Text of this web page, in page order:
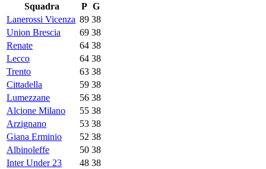
Squadra
P G
Lanerossi Vicenza 89 38
Union Brescia
69 38
Renate
64 38
Lecco
64 38
Trento
63 38
Cittadella
59 38
Lumezzane
56 38
Alcione Milano
55 38
Arzignano
53 38
Giana Erminio
52 38
Albinoleffe
50 38
Inter Under 23
48 38